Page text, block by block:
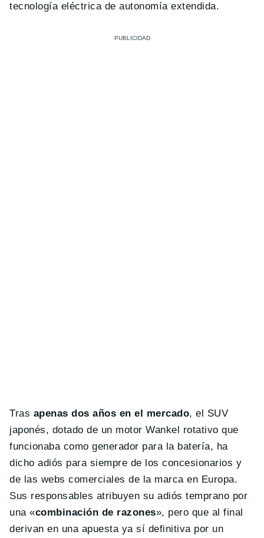
tecnología eléctrica de autonomía extendida.
Tras apenas dos años en el mercado, el SUV
japonés, dotado de un motor Wankel rotativo que
funcionaba como generador para la batería, ha
dicho adiós para siempre de los concesionarios y
de las webs comerciales de la marca en Europa.
Sus responsables atribuyen su adiós temprano por
una «combinación de razones», pero que al final
derivan en una apuesta ya sí definitiva por un